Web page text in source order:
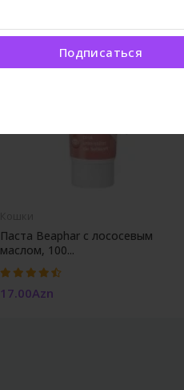
Подписаться
Паста Beaphar с лососевым
маслом, 100...
17.00Azn